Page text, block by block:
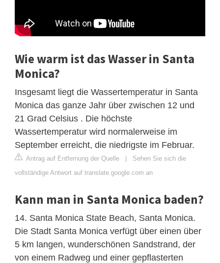
Wie warm ist das Wasser in Santa
Monica?
Insgesamt liegt die Wassertemperatur in Santa
Monica das ganze Jahr über zwischen 12 und
21 Grad Celsius . Die höchste
Wassertemperatur wird normalerweise im
September erreicht, die niedrigste im Februar.
Antrag auf Entfernung der Quelle | Sehen Sie sich die
vollständige Antwort auf translate.google.com an
Kann man in Santa Monica baden?
14. Santa Monica State Beach, Santa Monica.
Die Stadt Santa Monica verfügt über einen über
5 km langen, wunderschönen Sandstrand, der
von einem Radweg und einer gepflasterten